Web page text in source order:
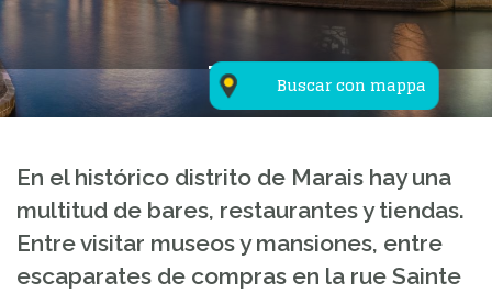
Buscar con mappa
En el histórico distrito de Marais hay una
multitud de bares, restaurantes y tiendas.
Entre visitar museos y mansiones, entre
escaparates de compras en la rue Sainte